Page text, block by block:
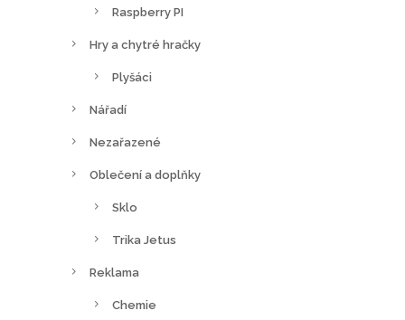
Raspberry PI
Hry a chytré hračky
Plyšáci
Nářadí
Nezařazené
Oblečení a doplňky
Sklo
Trika Jetus
Reklama
Chemie